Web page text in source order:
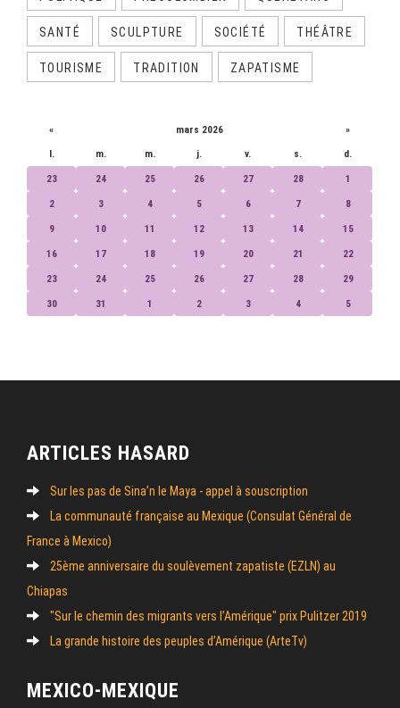
SANTÉ SCULPTURE SOCIÉTÉ THÉÂTRE
TOURISME TRADITION ZAPATISME
« mars 2026 »
l. m. m. j. v. s. d.
23 24 25 26 27 28 1
2 3 4 5 6 7 8
9 10 11 12 13 14 15
16 17 18 19 20 21 22
23 24 25 26 27 28 29
30 31 1 2 3 4 5
ARTICLES HASARD
Sur les pas de Sina’n le Maya - appel à souscription
La communauté française au Mexique (Consulat Général de
France à Mexico)
25ème anniversaire du soulèvement zapatiste (EZLN) au
Chiapas
"Sur le chemin des migrants vers l’Amérique" prix Pulitzer 2019
La grande histoire des peuples d’Amérique (ArteTv)
MEXICO-MEXIQUE